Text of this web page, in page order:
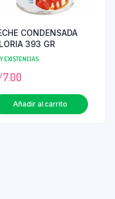
CONDENSADA
393 GR
EXISTENCIAS
7.00
Añadir al carrito